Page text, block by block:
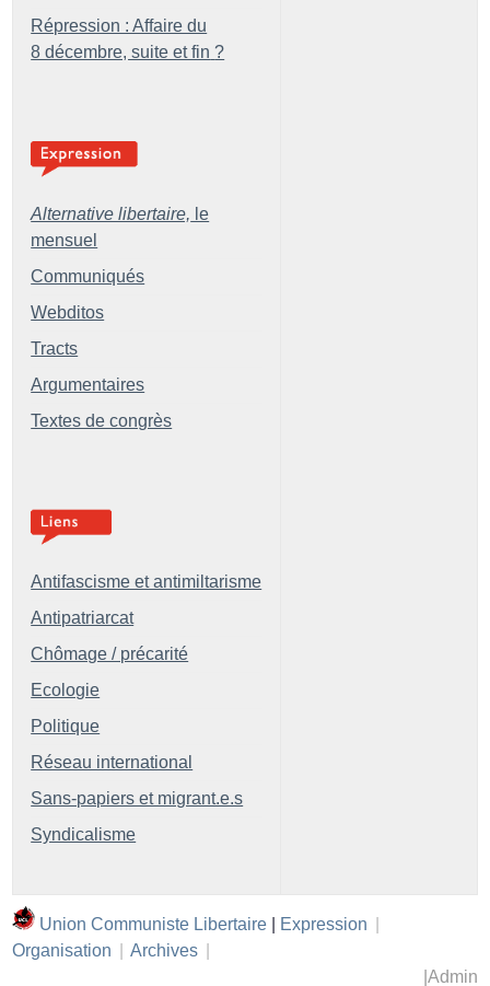
Répression : Affaire du
8 décembre, suite et fin ?
Alternative libertaire, le
mensuel
Communiqués
Webditos
Tracts
Argumentaires
Textes de congrès
Antifascisme et antimiltarisme
Antipatriarcat
Chômage / précarité
Ecologie
Politique
Réseau international
Sans-papiers et migrant.e.s
Syndicalisme
Union Communiste Libertaire Expression
Organisation
Archives
Admin